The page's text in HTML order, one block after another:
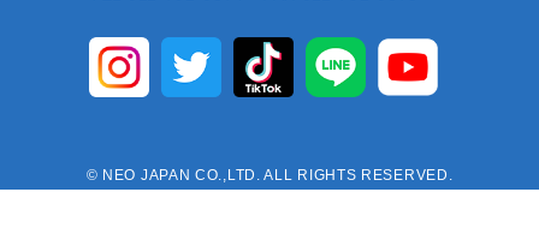
© NEO JAPAN CO.,LTD. ALL RIGHTS RESERVED.